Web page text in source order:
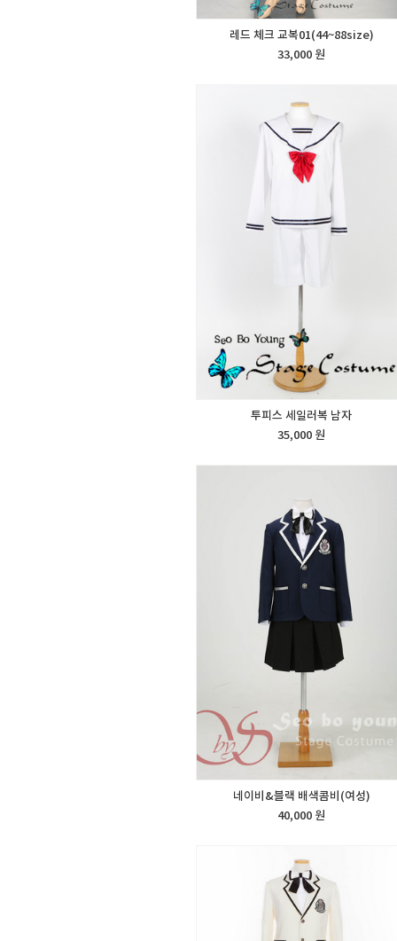
레드 체크 교복01(44~88size)
33,000 원
투피스 세일러복 남자
35,000 원
네이비&블랙 배색콤비(여성)
40,000 원